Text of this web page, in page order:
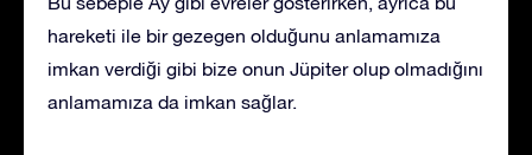
hareketi ile bir gezegen olduğunu anlamamıza
imkan verdiği gibi bize onun Jüpiter olup olmadığını
anlamamıza da imkan sağlar.